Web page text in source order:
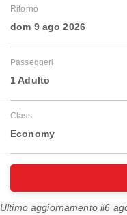
Ritorno
dom 9 ago 2026
Passeggeri
1 Adulto
Class
Economy
Ultimo aggiornamento il6